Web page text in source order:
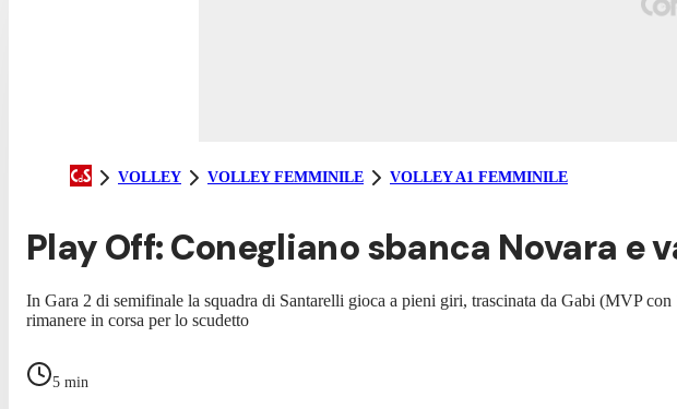
VOLLEY VOLLEY FEMMINILE VOLLEY A1 FEMMINILE
Play Off: Conegliano sbanca Novara e
In Gara 2 di semifinale la squadra di Santarelli gioca a pieni giri, trascinata da Gabi (MVP
rimanere in corsa per lo scudetto
5 min